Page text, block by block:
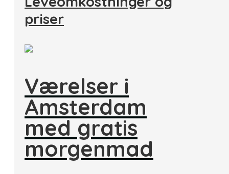
priser
Værelser i
Amsterdam
med gratis
morgenmad